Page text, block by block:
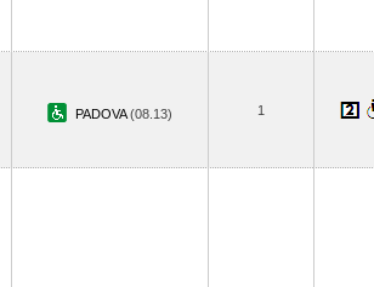
PADOVA(08.13) 1